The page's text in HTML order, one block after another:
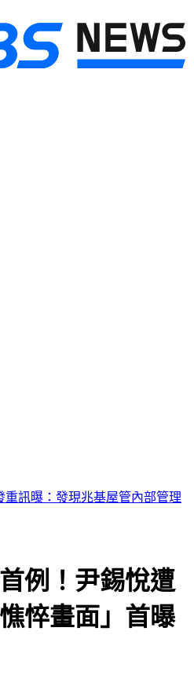
罕見曝光 「濃眉大眼」顏值驚
例！尹錫悅遭
悴畫面」首曝